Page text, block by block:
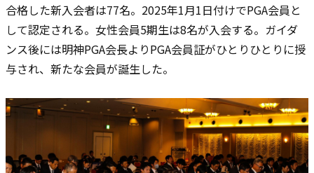
合格した新入会者は77名。2025年1月1日付けでPGA会員と
して認定される。女性会員5期生は8名が入会する。ガイダ
ンス後には明神PGA会長よりPGA会員証がひとりひとりに授
与され、新たな会員が誕生した。